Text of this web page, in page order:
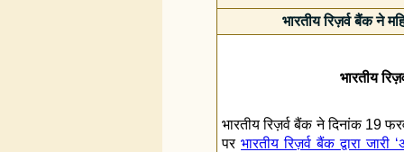
भारतीय रिज़र्व बैंक ने
भारतीय
भारतीय रिज़र्व बैंक ने दिनांक 19
परभारतीय रिज़र्व बैंक द्वारा